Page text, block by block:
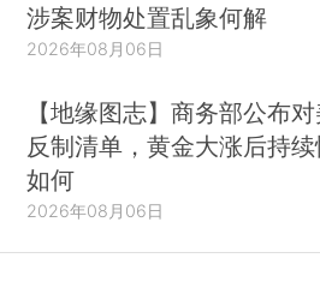
涉案财物处置乱象何解
2026年08月06日
【地缘图志】商务部公布
反制清单，黄金大涨后持续
如何
2026年08月06日